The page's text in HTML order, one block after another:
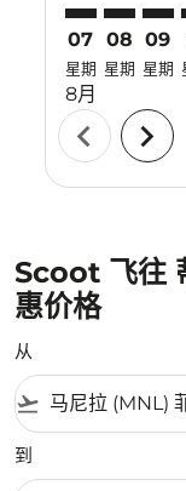
07
星期
8月
08
星期
09
星期
chevron_left chevron_right
Scoot 飞往
惠价格
从
flight_takeoff
到